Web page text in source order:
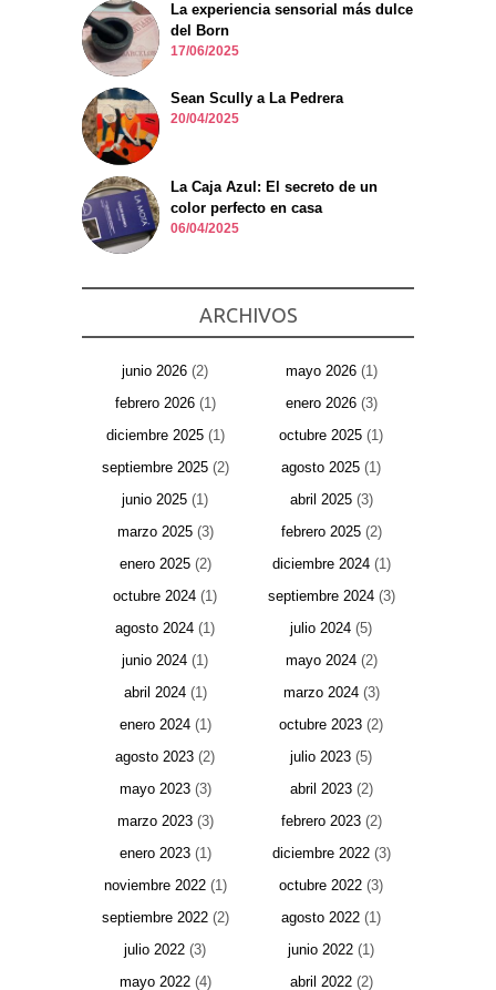
La experiencia sensorial más dulce
del Born
17/06/2025
Sean Scully a La Pedrera
20/04/2025
La Caja Azul: El secreto de un
color perfecto en casa
06/04/2025
ARCHIVOS
junio 2026 (2) mayo 2026(1)
febrero 2026(1) enero 2026(3)
diciembre 2025(1) octubre 2025 (1)
septiembre 2025(2) agosto 2025 (1)
junio 2025 (1) abril 2025(3)
marzo 2025(3) febrero 2025(2)
enero 2025(2) diciembre 2024(1)
octubre 2024 (1) septiembre 2024(3)
agosto 2024 (1) julio 2024 (5)
junio 2024 (1) mayo 2024(2)
abril 2024(1) marzo 2024(3)
enero 2024(1) octubre 2023 (2)
agosto 2023 (2) julio 2023 (5)
mayo 2023(3) abril 2023(2)
marzo 2023(3) febrero 2023(2)
enero 2023(1) diciembre 2022(3)
noviembre 2022(1) octubre 2022 (3)
septiembre 2022(2) agosto 2022 (1)
julio 2022 (3) junio 2022 (1)
mayo 2022(4) abril 2022(2)